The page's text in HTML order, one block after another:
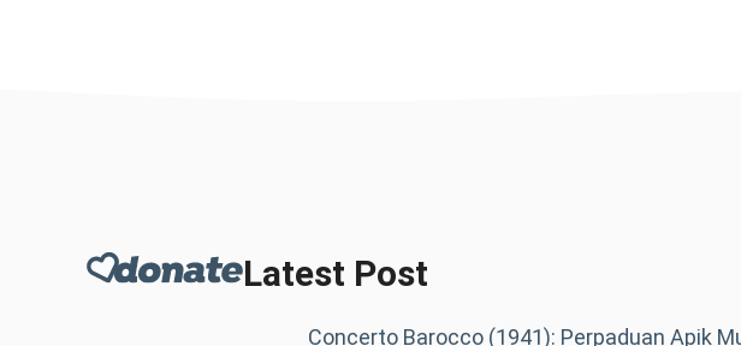
Latest Post
Concerto Barocco (1941): Perpaduan Apik